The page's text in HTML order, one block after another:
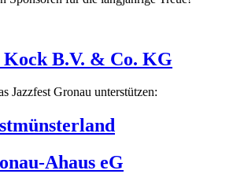
B.V. & Co. KG
Jazzfest Gronau unterstützen:
Ahaus eG